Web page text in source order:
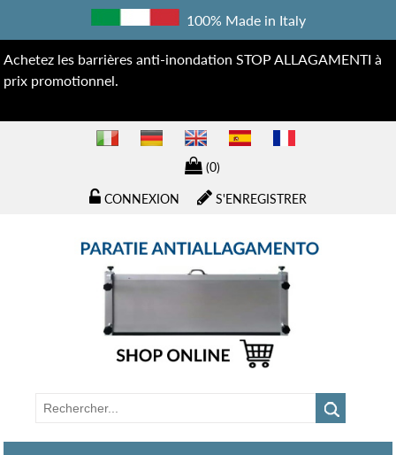
100% Made in Italy
Achetez les barrières anti-inondation STOP ALLAGAMENTI à
prix promotionnel.
(0)
S'ENREGISTRER
CONNEXION